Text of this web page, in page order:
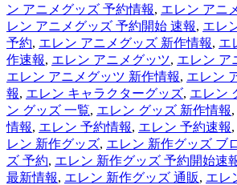
ン アニメグッズ 予約情報, エレン アニ
レン アニメグッズ 予約開始 速報, エレ
予約, エレン アニメグッズ 新作情報, エ
作速報, エレン アニメグッツ, エレン ア
エレン アニメグッツ 新作情報, エレン
報, エレン キャラクターグッズ, エレン
ン グッズ 一覧, エレン グッズ 新作情報,
情報, エレン 予約情報, エレン 予約速報,
レン 新作グッズ, エレン 新作グッズ ブ
ズ 予約, エレン 新作グッズ 予約開始速
最新情報, エレン 新作グッズ 通販, エレ